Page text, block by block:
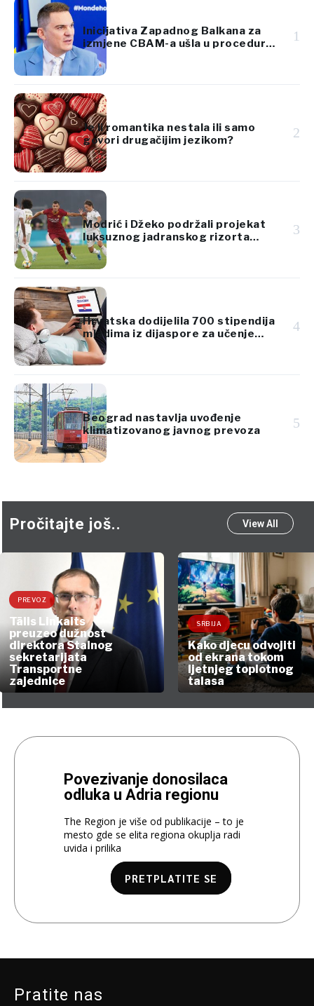
Inicijativa Zapadnog Balkana za
izmjene CBAM-a ušla u proceduru
Evropskog parlamenta
1
Je li romantika nestala ili samo
govori drugačijim jezikom?
2
Modrić i Džeko podržali projekat
luksuznog jadranskog rizorta
vrijedan 920 miliona eura
3
Hrvatska dodijelila 700 stipendija
mladima iz dijaspore za učenje
hrvatskog jezika
4
Beograd nastavlja uvođenje
klimatizovanog javnog prevoza
5
Pročitajte još.. View All
PREVOZ
Tālis Linkaits
preuzeo dužnost
direktora Stalnog
sekretarijata
Transportne
zajednice
SRBIJA
Kako djecu odvojiti
od ekrana tokom
ljetnjeg toplotnog
talasa
Povezivanje donosilaca
odluka u Adria regionu
The Region je više od publikacije – to je
mesto gde se elita regiona okuplja radi
uvida i prilika
PRETPLATITE SE
Pratite nas